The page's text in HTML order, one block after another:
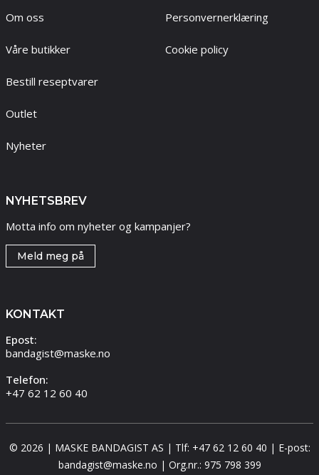
Om oss
Våre butikker
Bestill reseptvarer
Outlet
Nyheter
Personvernerklæring
Cookie policy
NYHETSBREV
Motta info om nyheter og kampanjer?
Meld meg på
KONTAKT
Epost:
bandagist@maske.no
Telefon:
+47 62 12 60 40
© 2026 | MASKE BANDAGIST AS | Tlf: +47 62 12 60 40 | E-post:
bandagist@maske.no | Org.nr.: 975 798 399